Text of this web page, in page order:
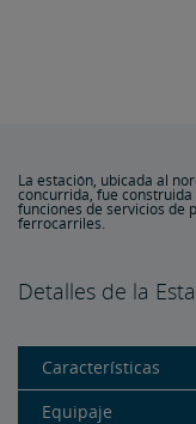
La estación, ubicada al
concurrida, fue
funciones de servicios de
ferrocarriles.
Detalles de la
Características
Equipaje